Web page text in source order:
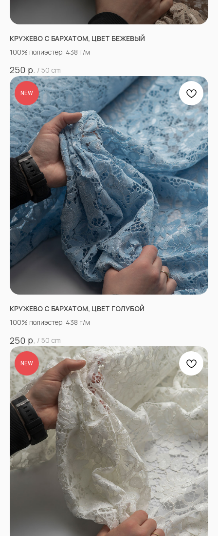
КРУЖЕВО С БАРХАТОМ, ЦВЕТ БЕЖЕВЫЙ
100% полиэстер, 438 г/м
250 р. / 50 cm
NEW
КРУЖЕВО С БАРХАТОМ, ЦВЕТ ГОЛУБОЙ
100% полиэстер, 438 г/м
250 р. / 50 cm
NEW